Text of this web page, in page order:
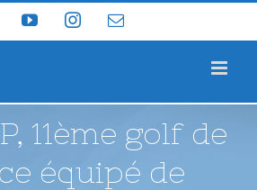
FacebookYouTubeInstagramEmail
11ème golf de
équipé de